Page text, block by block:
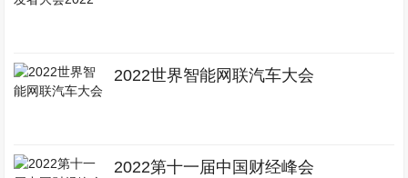
2022世界智能网联汽车大会
2022第十一届中国财经峰会